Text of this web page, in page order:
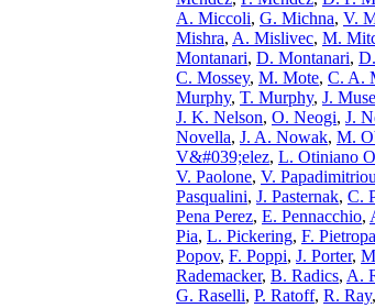
A. Miccoli, G. Michna, V.
Mishra, A. Mislivec, M.
Montanari, D. Montanari,
C. Mossey, M. Mote, C. A.
Murphy, T. Murphy, J. Muse
J. K. Nelson, O. Neogi, J.
Novella, J. A. Nowak, M.
V&#039;elez, L. Otiniano
V. Paolone, V. Papadimitriou
Pasqualini, J. Pasternak, C.
Pena Perez, E. Pennacchio,
Pia, L. Pickering, F.
Popov, F. Poppi, J. Porter,
Rademacker, B. Radics, A.
G. Raselli, P. Ratoff, R. Ray,